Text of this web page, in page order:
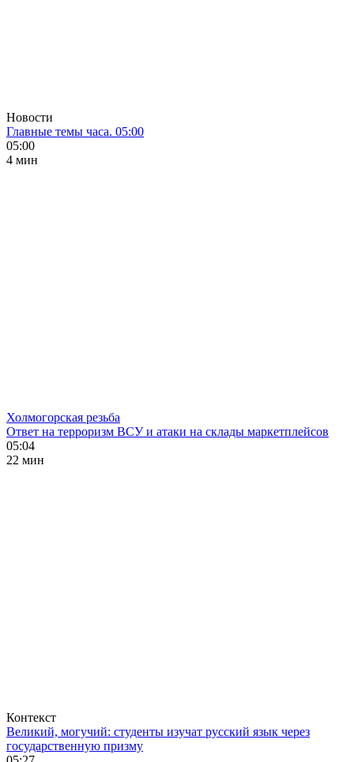
Новости
Главные темы часа. 05:00
05:00
4 мин
Холмогорская резьба
Ответ на терроризм ВСУ и атаки на склады маркетплейсов
05:04
22 мин
Контекст
Великий, могучий: студенты изучат русский язык через
государственную призму